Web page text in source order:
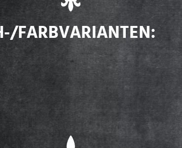
FARBVARIANTEN: